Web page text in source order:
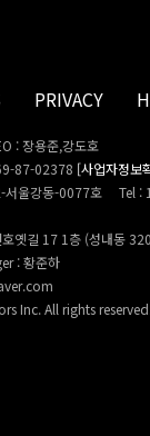
PRIVACY
: 장용준,강도호
87-02378 [사업자정보
울강동-0077호
Tel :
옛길 17 1층 (성내동
: 황준하
Inc. All rights